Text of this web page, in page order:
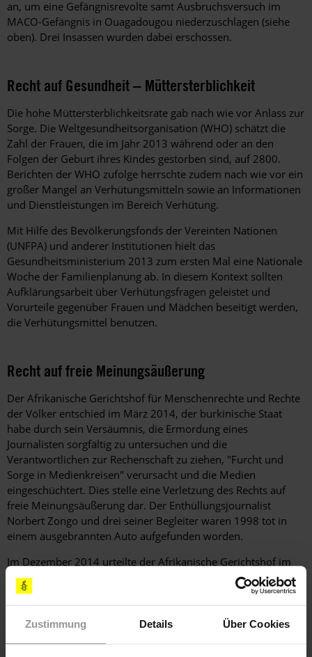
Zustimmung Details Über Cookies
an, um eine Gefängnisrevolte samt Ausbruchsversuch im
MACO-Gefängnis in Ouagadougou niederzuschlagen (siehe
oben). Drei Insassen wurden dabei erschossen.
Recht auf Gesundheit – Müttersterblichkeit
Die hohe Müttersterblichkeitsrate gab nach wie vor Anlass zur
Sorge. Die Weltgesundheitsorganisation (WHO) schätzt die
Zahl der Frauen, die im Jahr 2013 während oder an den
Folgen der Geburt ihres Kindes gestorben sind, auf 2800.
Berichten der WHO zufolge herrschte zudem nach wie vor ein
großer Mangel an Verhütungsmitteln sowie an Informationen
und Dienstleistungen im Bereich Verhütung.
Mit Hilfe des Bevölkerungsfonds der Vereinten Nationen
(UNFPA) und anderer Institutionen hielt das
Gesundheitsministerium 2013 zum ersten Mal eine Nationale
Woche der Familienplanung ab. In diesem Kontext sollten
Aufklärungsarbeit über Verhütungsfragen geleistet und
Vorurteile gegenüber Frauen und Mädchen beseitigt werden,
die Verhütungsmittel benutzen.
Recht auf freie Meinungsäußerung
Der Afrikanische Gerichtshof für Menschenrechte und Rechte
der Völker entschied im März 2014, der burkinische Staat
habe durch sein Versäumnis, die Ermordung eines
Journalisten sorgfältig zu untersuchen und die
Verantwortlichen zur Rechenschaft zu ziehen, "Furcht und
Sorge in Medienkreisen" verursacht und die Medien
eingeschüchtert. Dies stelle eine Verletzung des Rechts auf
freie Meinungsäußerung dar. Der Enthüllungsjournalist
Norbert Zongo und drei seiner Begleiter waren 1998 tot in
einem ausgebrannten Auto aufgefunden worden.
Im Dezember 2014 urteilte der Afrikanische Gerichtshof im
FallKonaté gegen Burkina Faso
, dass eine Gefängnisstrafe
wegen Verleumdung das Recht auf freie Meinungsäußerung
verletze. Das Gericht wies zudem darauf hin, dass das
Verleumdung betreffende Strafgesetz nur in äußerst